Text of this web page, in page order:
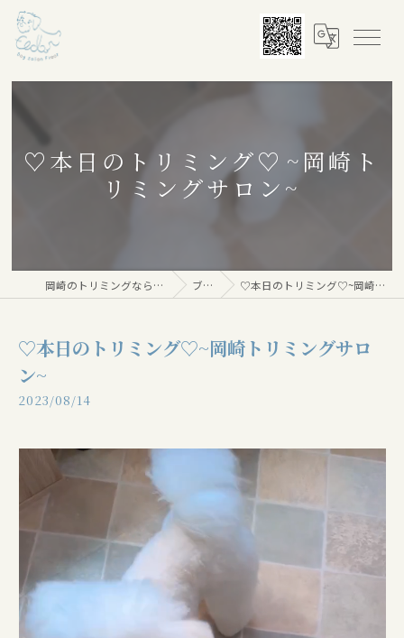
♡本日のトリミング♡⁠~岡崎ト
リミングサロン~
岡崎のトリミングならDog salon Floor ブログ ♡本日のトリミング♡⁠~岡崎トリミングサロン~
♡本日のトリミング♡⁠~岡崎トリミングサロ
ン~
2023/08/14